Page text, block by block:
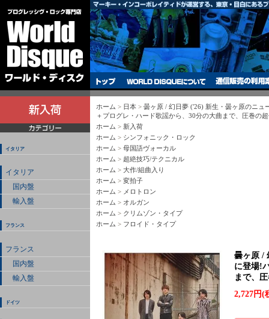
イタリア
イタリア
国内盤
輸入盤
フランス
フランス
国内盤
輸入盤
ドイツ
ホーム > 日本 > 曇ヶ原 / 幻日夢 ('26) 新生・曇ヶ原のニュ
＋プログレ・ハード歌謡から、30分の大曲まで、圧巻の
ホーム > 新入荷
ホーム > シンフォニック・ロック
ホーム > 母国語ヴォーカル
ホーム > 超絶技巧/テクニカル
ホーム > 大作/組曲入り
ホーム > 変拍子
ホーム > メロトロン
ホーム > オルガン
ホーム > クリムゾン・タイプ
ホーム > フロイド・タイプ
曇ヶ原 /
に登場!
まで、
2,727円(